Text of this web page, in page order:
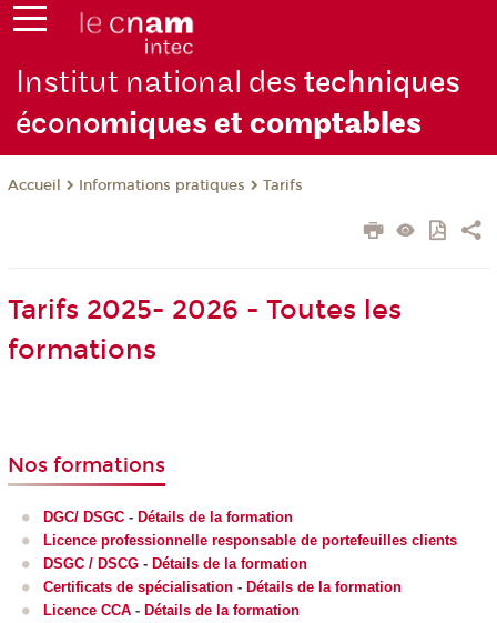
Institut national destechniques
économiques et comptables
Accueil Informations pratiques Tarifs
Tarifs 2025- 2026 - Toutes les
formations
Nos formations
DGC/ DSGC - Détails de la formation
Licence professionnelle responsable de portefeuilles clients
DSGC / DSCG - Détails de la formation
Certificats de spécialisation - Détails de la formation
Licence CCA - Détails de la formation